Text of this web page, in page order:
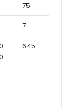
75
7
645